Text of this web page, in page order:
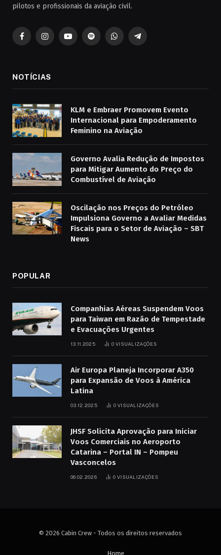
pilotos e profissionais da aviação civil.
FacebookInstagramYouTubeSpotifyWhatsAppTelegrama
NOTÍCIAS
KLM e Embraer Promovem Evento
Internacional para Empoderamento
Feminino na Aviação
Governo Avalia Redução de Impostos
para Mitigar Aumento do Preço do
Combustível de Aviação
Oscilação nos Preços do Petróleo
Impulsiona Governo a Avaliar Medidas
Fiscais para o Setor de Aviação – SBT
News
POPULAR
Companhias Aéreas Suspendem Voos
para Taiwan em Razão de Tempestade
e Evacuações Urgentes
13.11.2025 0 VISUALIZAÇÕES
Air Europa Planeja Incorporar A350
para Expansão de Voos à América
Latina
03.12.2025 0 VISUALIZAÇÕES
JHSF Solicita Aprovação para Iniciar
Voos Comerciais no Aeroporto
Catarina – Portal IN – Pompeu
Vasconcelos
06.02.2026 0 VISUALIZAÇÕES
© 2026 Cabin Crew - Todos os direitos reservados
Home